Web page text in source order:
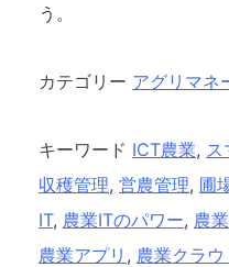
う。
カテゴリー アグリマネ
キーワード ICT農業, ス
収穫管理, 営農管理, 圃
IT, 農業ITのパワー, 農
農業アプリ , 農業クラウ